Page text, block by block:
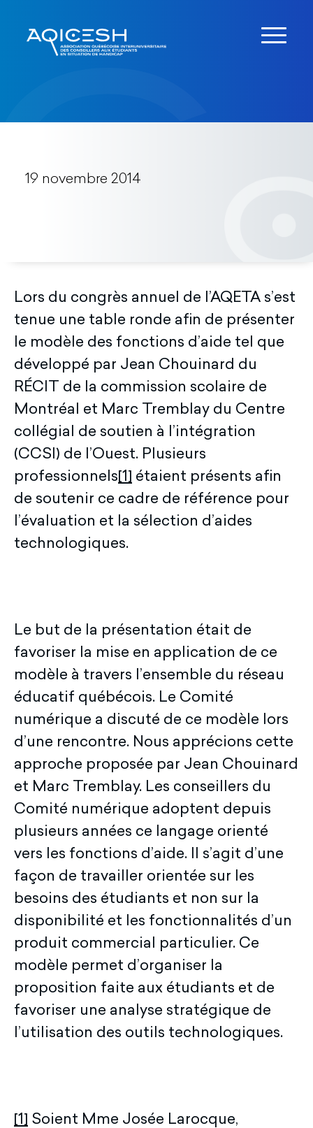
19 novembre 2014
Lors du congrès annuel de l’AQETA s’est
tenue une table ronde afin de présenter
le modèle des fonctions d’aide tel que
développé par Jean Chouinard du
RÉCIT de la commission scolaire de
Montréal et Marc Tremblay du Centre
collégial de soutien à l’intégration
(CCSI) de l’Ouest. Plusieurs
professionnels [1]
étaient présents afin
de soutenir ce cadre de référence pour
l’évaluation et la sélection d’aides
technologiques.
Le but de la présentation était de
favoriser la mise en application de ce
modèle à travers l’ensemble du réseau
éducatif québécois. Le Comité
numérique a discuté de ce modèle lors
d’une rencontre. Nous apprécions cette
approche proposée par Jean Chouinard
et Marc Tremblay. Les conseillers du
Comité numérique adoptent depuis
plusieurs années ce langage orienté
vers les fonctions d’aide. Il s’agit d’une
façon de travailler orientée sur les
besoins des étudiants et non sur la
disponibilité et les fonctionnalités d’un
produit commercial particulier. Ce
modèle permet d’organiser la
proposition faite aux étudiants et de
favoriser une analyse stratégique de
l’utilisation des outils technologiques.
[1]
Soient Mme Josée Larocque,